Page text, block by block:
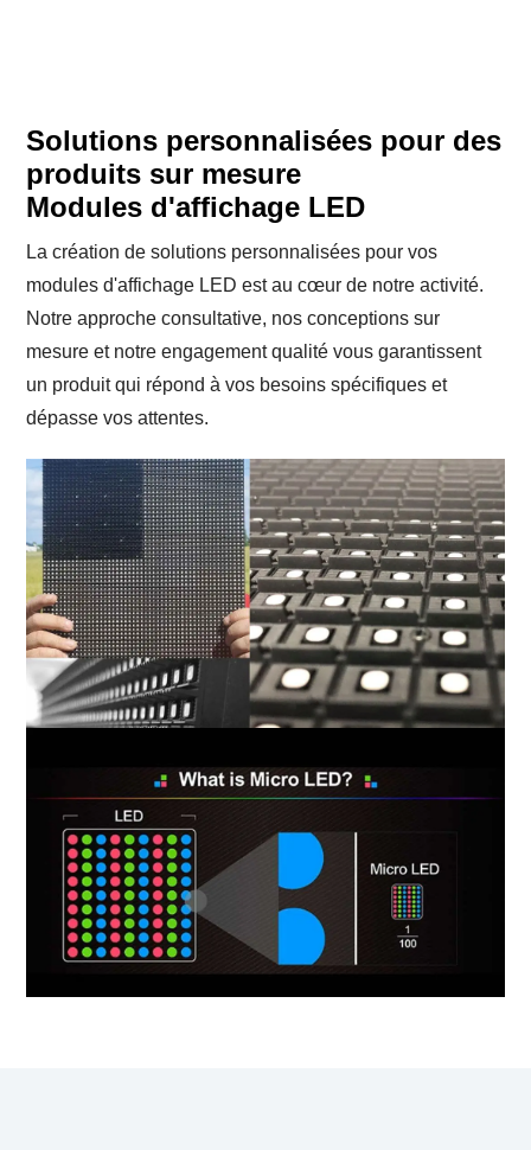
Solutions personnalisées pour des
produits sur mesure
Modules d'affichage LED
La création de solutions personnalisées pour vos
modules d'affichage LED est au cœur de notre activité.
Notre approche consultative, nos conceptions sur
mesure et notre engagement qualité vous garantissent
un produit qui répond à vos besoins spécifiques et
dépasse vos attentes.